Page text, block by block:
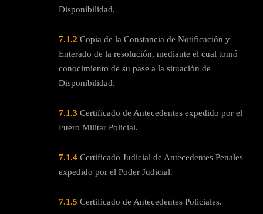
Disponibilidad.
7.1.2 Copia de la Constancia de Notificación y
Enterado de la resolución, mediante el cual tomó
conocimiento de su pase a la situación de
Disponibilidad.
7.1.3 Certificado de Antecedentes expedido por el
Fuero Militar Policial.
7.1.4 Certificado Judicial de Antecedentes Penales
expedido por el Poder Judicial.
7.1.5 Certificado de Antecedentes Policiales.